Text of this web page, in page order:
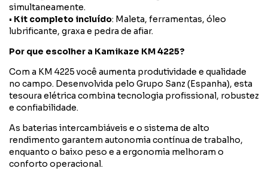
simultaneamente.
• Kit completo incluído: Maleta, ferramentas, óleo
lubrificante, graxa e pedra de afiar.
Por que escolher a Kamikaze KM 4225?
Com a KM 4225 você aumenta produtividade e qualidade
no campo. Desenvolvida pelo Grupo Sanz (Espanha), esta
tesoura elétrica combina tecnologia profissional, robustez
e confiabilidade.
As baterias intercambiáveis e o sistema de alto
rendimento garantem autonomia contínua de trabalho,
enquanto o baixo peso e a ergonomia melhoram o
conforto operacional.